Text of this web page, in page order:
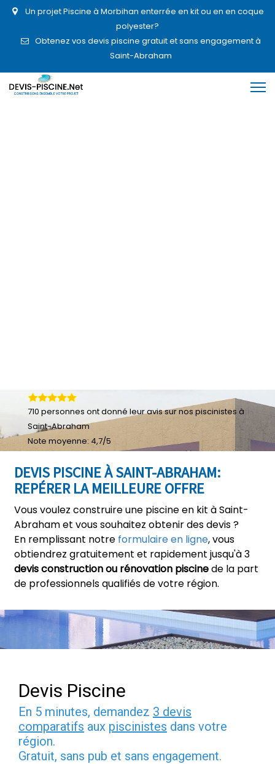
Un projet Piscine à Morbihan enterrée en kit ou en en coque
polyester?
Obtenez vos devis piscine gratuit et sans engagement à
Saint-Abraham
DEVIS PISCINE À SAINT-ABRAHAM:
REPÉRER LA MEILLEURE OFFRE
Vous voulez construire une piscine en kit à Saint-
Abraham et vous souhaitez obtenir des devis ?
En remplissant notre formulaire en ligne, vous
obtiendrez gratuitement et rapidement jusqu'à 3
devis construction ou rénovation piscinede la part
de professionnels qualifiés de votre région.
710 personnes ont donné leuravis sur nos piscinistes à
Saint-Abraham
Note moyenne: 4,7/5
Devis Piscine
En 5 minutes, demandez 3 devis
comparatifs aux piscinistes dans votre
région.
Gratuit, sans pub et sans engagement.